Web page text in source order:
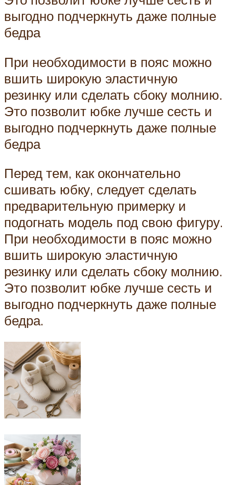
выгодно подчеркнуть даже полные
бедра
При необходимости в пояс можно
вшить широкую эластичную
резинку или сделать сбоку молнию.
Это позволит юбке лучше сесть и
выгодно подчеркнуть даже полные
бедра
Перед тем, как окончательно
сшивать юбку, следует сделать
предварительную примерку и
подогнать модель под свою фигуру.
При необходимости в пояс можно
вшить широкую эластичную
резинку или сделать сбоку молнию.
Это позволит юбке лучше сесть и
выгодно подчеркнуть даже полные
бедра.